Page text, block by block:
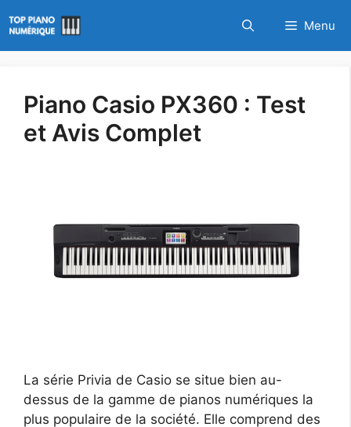
au
contenu
Menu
Piano Casio PX360 : Test
et Avis Complet
La série Privia de Casio se situe bien au-
dessus de la gamme de pianos numériques la
plus populaire de la société. Elle comprend des